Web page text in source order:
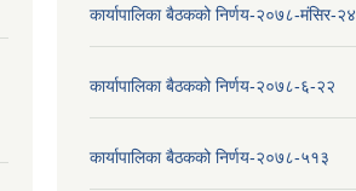
कार्यापालिका बैठकको निर्णय-२०७८-मंसिर-२४
कार्यापालिका बैठकको निर्णय-२०७८-६-२२
कार्यापालिका बैठकको निर्णय-२०७८-५१३